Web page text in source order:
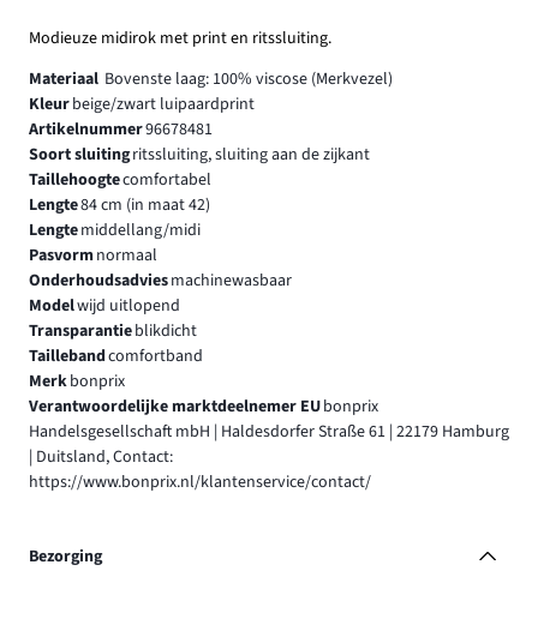
Modieuze midirok met print en ritssluiting.
Materiaal Bovenste laag: 100% viscose (Merkvezel)
Kleurbeige/zwart luipaardprint
Artikelnummer96678481
Soort sluitingritssluiting, sluiting aan de zijkant
Taillehoogtecomfortabel
Lengte84 cm (in maat 42)
Lengtemiddellang/midi
Pasvormnormaal
Onderhoudsadviesmachinewasbaar
Modelwijd uitlopend
Transparantieblikdicht
Taillebandcomfortband
Merkbonprix
Verantwoordelijke marktdeelnemer EUbonprix
Handelsgesellschaft mbH | Haldesdorfer Straße 61 | 22179 Hamburg
| Duitsland, Contact:
https://www.bonprix.nl/klantenservice/contact/
Bezorging